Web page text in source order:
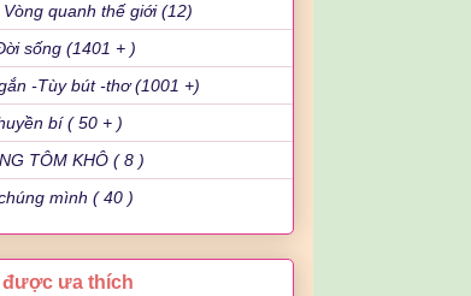
quanh thế giới (12)
sống (1401 + )
-Tùy bút -thơ (1001 +)
bí ( 50 + )
TÔM KHÔ ( 8 )
mình ( 40 )
được ưa thích